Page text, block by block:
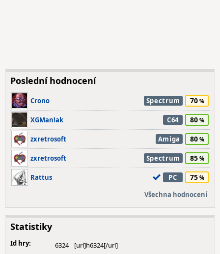
Poslední hodnocení
Crono Spectrum 70
XGMan!ak C64 80
zxretrosoft Amiga 80
zxretrosoft Spectrum 85
Rattus PC 75
Všechna hodnocení
Statistiky
Id hry:
6324